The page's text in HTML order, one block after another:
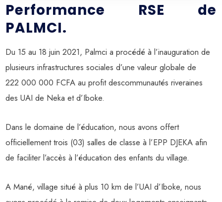
Performance RSE de
PALMCI.
Du 15 au 18 juin 2021, Palmci a procédé à l’inauguration de
plusieurs infrastructures sociales d’une valeur globale de
222 000 000 FCFA au profit descommunautés riveraines
des UAI de Neka et d’Iboke.
Dans le domaine de l’éducation, nous avons offert
officiellement trois (03) salles de classe à l’EPP DJEKA afin
de faciliter l’accès à l’éducation des enfants du village.
A Mané, village situé à plus 10 km de l’UAI d’Iboke, nous